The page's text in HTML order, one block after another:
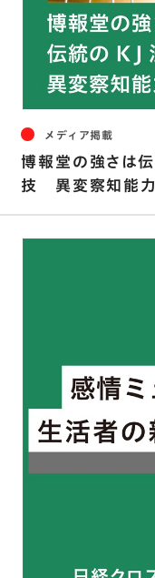
メディア掲載
博報堂の強さは
技 異変察知能力